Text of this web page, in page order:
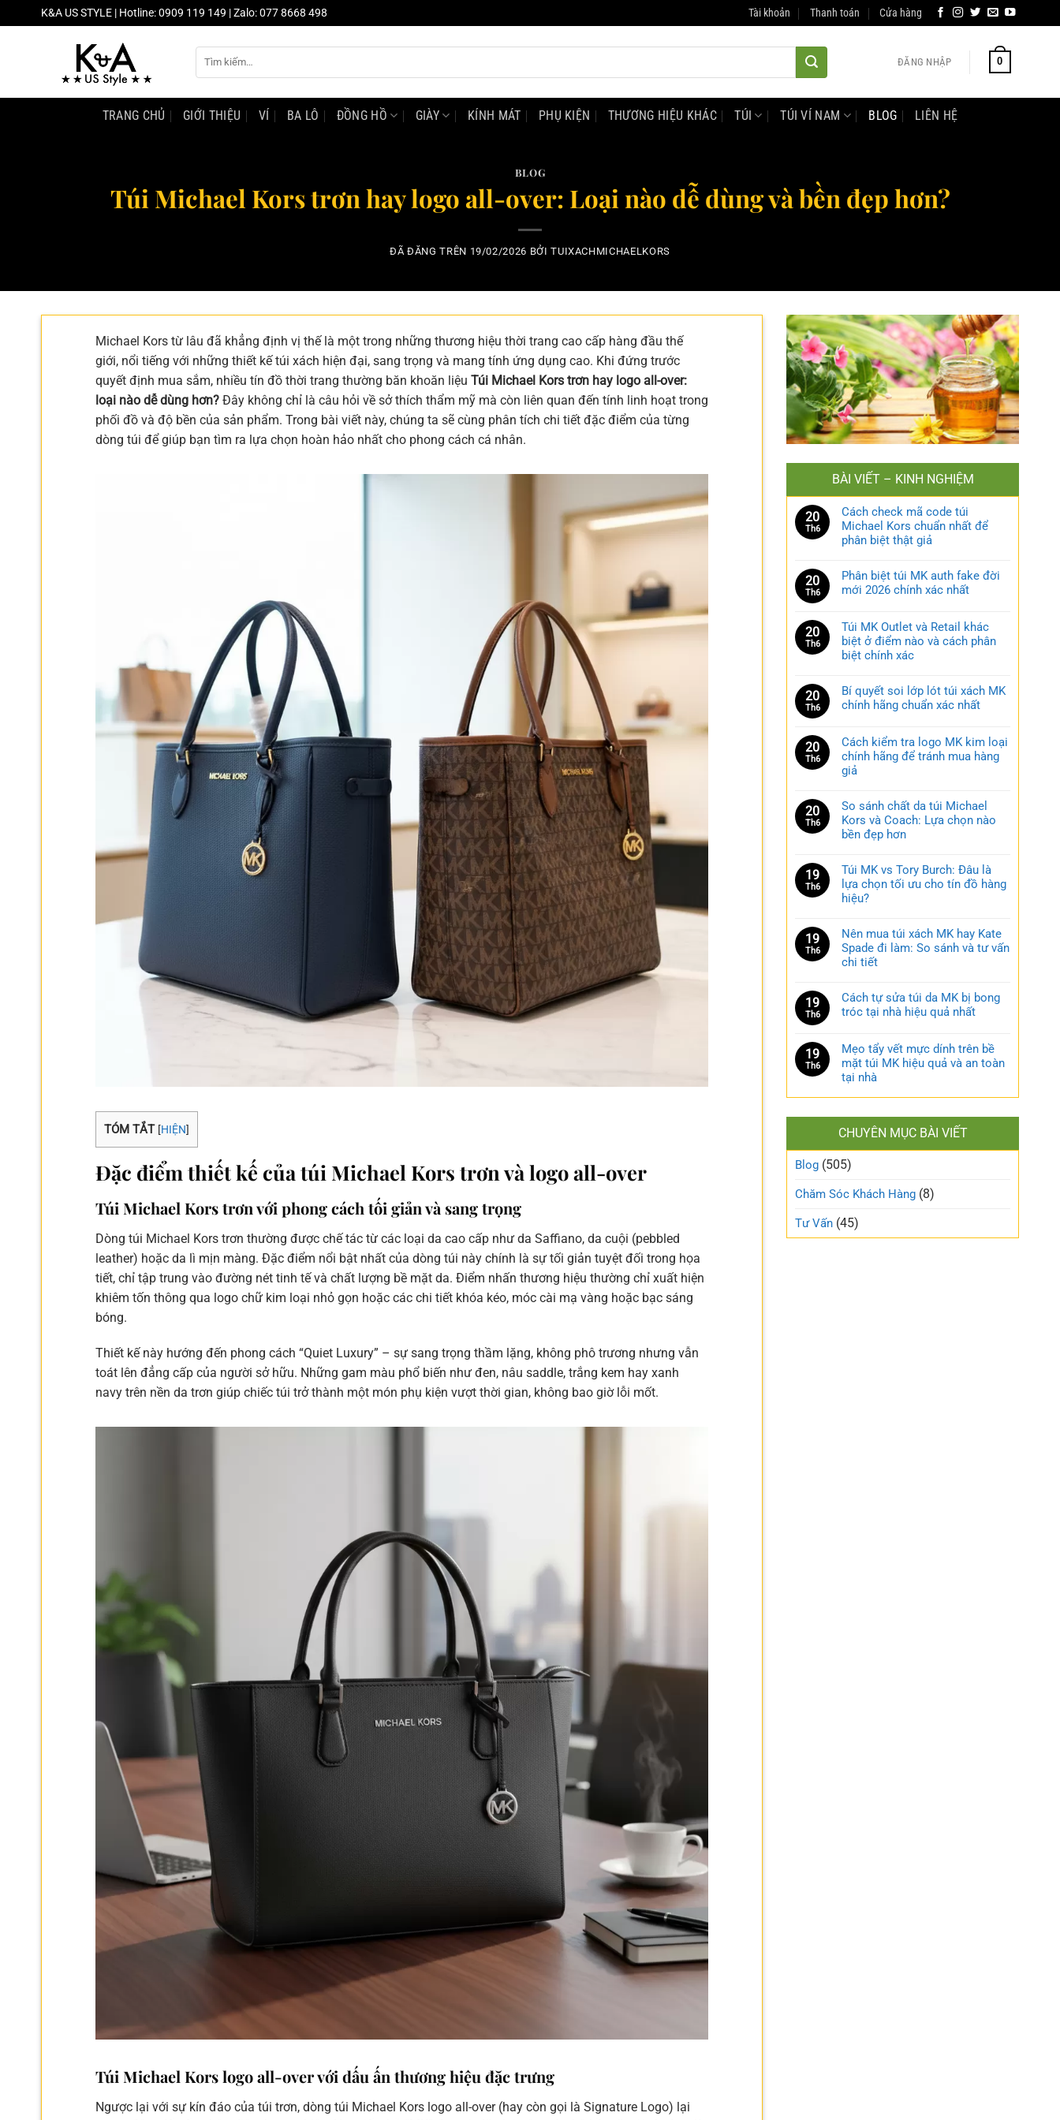
đến
K&A US STYLE | Hotline: 0909 119 149 | Zalo: 077 8668 498 Tài khoản Thanh toán Cửa hàng
kiếm:
ĐĂNG NHẬP 0
TRANG CHỦ GIỚI THIỆU VÍ BA LÔ ĐỒNG HỒ GIÀY KÍNH MÁT PHỤ KIỆN THƯƠNG HIỆU KHÁC TÚI TÚI VÍ NAM BLOG LIÊN HỆ
BLOG
Túi Michael Kors trơn hay logo all-over: Loại nào dễ dùng và bền đẹp hơn?
ĐÃ ĐĂNG TRÊN 19/02/2026 BỞITUIXACHMICHAELKORS
Michael Kors từ lâu đã khẳng định vị thế là một trong những thương hiệu thời trang cao cấp hàng đầu thế
giới, nổi tiếng với những thiết kế túi xách hiện đại, sang trọng và mang tính ứng dụng cao. Khi đứng trước
quyết định mua sắm, nhiều tín đồ thời trang thường băn khoăn liệu Túi Michael Kors trơn hay logo all-over:
loại nào dễ dùng hơn? Đây không chỉ là câu hỏi về sở thích thẩm mỹ mà còn liên quan đến tính linh hoạt trong
phối đồ và độ bền của sản phẩm. Trong bài viết này, chúng ta sẽ cùng phân tích chi tiết đặc điểm của từng
dòng túi để giúp bạn tìm ra lựa chọn hoàn hảo nhất cho phong cách cá nhân.
TÓM TẮT [HIỆN]
Đặc điểm thiết kế của túi Michael Kors trơn và logo all-over
Túi Michael Kors trơn với phong cách tối giản và sang trọng
Dòng túi Michael Kors trơn thường được chế tác từ các loại da cao cấp như da Saffiano, da cuội (pebbled
leather) hoặc da lì mịn màng. Đặc điểm nổi bật nhất của dòng túi này chính là sự tối giản tuyệt đối trong họa
tiết, chỉ tập trung vào đường nét tinh tế và chất lượng bề mặt da. Điểm nhấn thương hiệu thường chỉ xuất hiện
khiêm tốn thông qua logo chữ kim loại nhỏ gọn hoặc các chi tiết khóa kéo, móc cài mạ vàng hoặc bạc sáng
bóng.
Thiết kế này hướng đến phong cách “Quiet Luxury” – sự sang trọng thầm lặng, không phô trương nhưng vẫn
toát lên đẳng cấp của người sở hữu. Những gam màu phổ biến như đen, nâu saddle, trắng kem hay xanh
navy trên nền da trơn giúp chiếc túi trở thành một món phụ kiện vượt thời gian, không bao giờ lỗi mốt.
Túi Michael Kors logo all-over với dấu ấn thương hiệu đặc trưng
Ngược lại với sự kín đáo của túi trơn, dòng túi Michael Kors logo all-over (hay còn gọi là Signature Logo) lại
BÀI VIẾT – KINH NGHIỆM
20
Th6
Cách check mã code túi
Michael Kors chuẩn nhất để
phân biệt thật giả
20
Th6
Phân biệt túi MK auth fake đời
mới 2026 chính xác nhất
20
Th6
Túi MK Outlet và Retail khác
biệt ở điểm nào và cách phân
biệt chính xác
20
Th6
Bí quyết soi lớp lót túi xách MK
chính hãng chuẩn xác nhất
20
Th6
Cách kiểm tra logo MK kim loại
chính hãng để tránh mua hàng
giả
20
Th6
So sánh chất da túi Michael
Kors và Coach: Lựa chọn nào
bền đẹp hơn
19
Th6
Túi MK vs Tory Burch: Đâu là
lựa chọn tối ưu cho tín đồ hàng
hiệu?
19
Th6
Nên mua túi xách MK hay Kate
Spade đi làm: So sánh và tư vấn
chi tiết
19
Th6
Cách tự sửa túi da MK bị bong
tróc tại nhà hiệu quả nhất
19
Th6
Mẹo tẩy vết mực dính trên bề
mặt túi MK hiệu quả và an toàn
tại nhà
CHUYÊN MỤC BÀI VIẾT
Blog (505)
Chăm Sóc Khách Hàng (8)
Tư Vấn (45)